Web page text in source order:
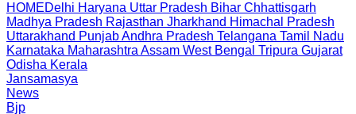
HOMEDelhi Haryana Uttar Pradesh Bihar Chhattisgarh
Madhya Pradesh Rajasthan Jharkhand Himachal Pradesh
Uttarakhand PunjabAndhra Pradesh Telangana Tamil Nadu
Karnataka Maharashtra Assam West Bengal Tripura Gujarat
Odisha Kerala
Jansamasya
News
Bjp